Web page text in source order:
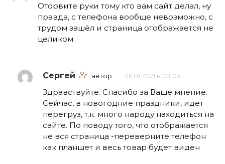
Оторвите руки тому кто вам сайт делал, ну
правда, с телефона вообще невозможно, с
трудом зашёл и страница отображается не
целиком
Сергей автор 05.01.2021 в 09:04
Здравствуйте. Спасибо за Ваше мнение.
Сейчас, в новогодние праздники, идет
перегруз, т.к. много народу находиться на
сайте. По поводу того, что отображается
не вся страница -переверните телефон
как планшет и весь товар будет виден